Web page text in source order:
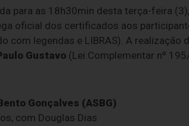
para as 18h30min desta terça-feira
oficial dos certificados aos
com legendas e LIBRAS). A realização
Gustavo (Lei Complementar nº
Gonçalves (ASBG)
com Douglas Dias